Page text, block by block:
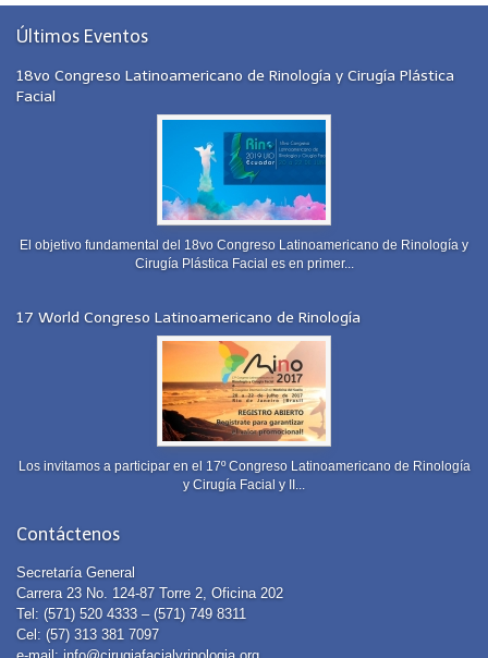
Últimos Eventos
18vo Congreso Latinoamericano de Rinología y Cirugía Plástica
Facial
El objetivo fundamental del 18vo Congreso Latinoamericano de Rinología y
Cirugía Plástica Facial es en primer...
17 World Congreso Latinoamericano de Rinología
Los invitamos a participar en el 17º Congreso Latinoamericano de Rinología
y Cirugía Facial y II...
Contáctenos
Secretaría General
Carrera 23 No. 124-87 Torre 2, Oficina 202
Tel: (571) 520 4333 – (571) 749 8311
Cel: (57) 313 381 7097